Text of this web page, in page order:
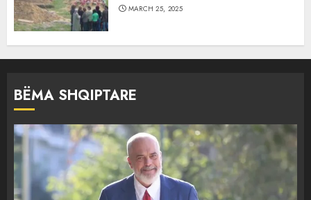
MARCH 25, 2025
BËMA SHQIPTARE